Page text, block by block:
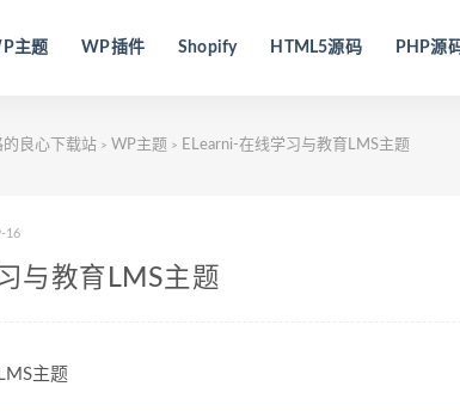
主题 WP插件 Shopify HTML5源码 PHP源
良心下载站 > WP主题 > ELearni-在线学习与教育LMS主题
16
与教育LMS主题
主题